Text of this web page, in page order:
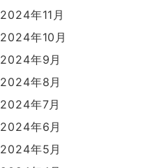
2024年11月
2024年10月
2024年9月
2024年8月
2024年7月
2024年6月
2024年5月